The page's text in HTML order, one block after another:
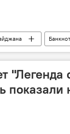
"Легенда
показали